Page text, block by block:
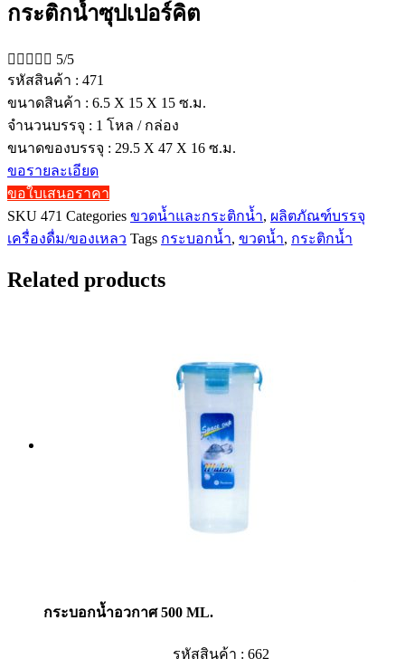
กระติกน้ำซุปเปอร์คิต
     5/5
รหัสสินค้า : 471
ขนาดสินค้า : 6.5 X 15 X 15 ซ.ม.
จำนวนบรรจุ : 1 โหล / กล่อง
ขนาดของบรรจุ : 29.5 X 47 X 16 ซ.ม.
ขอรายละเอียด
ขอใบเสนอราคา
SKU 471 Categories ขวดน้ำและกระติกน้ำ, ผลิตภัณฑ์บรรจุ
เครื่องดื่ม/ของเหลว Tags กระบอกน้ำ, ขวดน้ำ, กระติกน้ำ
Related products
กระบอกน้ำอวกาศ 500 ML.
รหัสสินค้า : 662